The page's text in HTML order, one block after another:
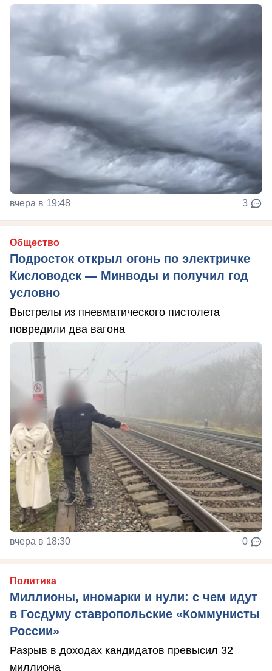
вчера в 19:48 3
Общество
Подросток открыл огонь по электричке
Кисловодск — Минводы и получил год
условно
Выстрелы из пневматического пистолета
повредили два вагона
вчера в 18:30 0
Политика
Миллионы, иномарки и нули: с чем идут
в Госдуму ставропольские «Коммунисты
России»
Разрыв в доходах кандидатов превысил 32
миллиона